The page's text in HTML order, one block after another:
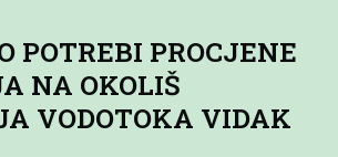
POTREBI PROCJENE
NA OKOLIŠ
VODOTOKA VIDAK